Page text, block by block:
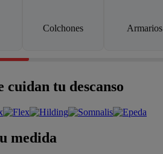
Colchones Armarios
cuidan tu descanso
medida